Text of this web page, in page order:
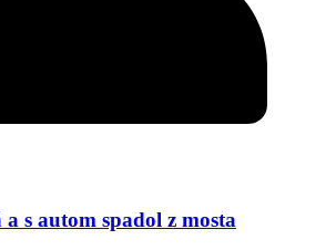
s autom spadol z mosta